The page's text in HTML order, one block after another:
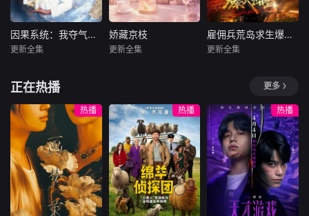
因果系统：我夺气运救苍生
暂无内容
因果系统：我夺气运救苍生
更新全集
娇藏京枝
娇藏京枝
更新全集
雇佣兵荒岛求生爆火出圈第二季 雇佣兵荒岛求生爆火出圈第二季
更新全集
正在热播 更多
热播 热播 热播